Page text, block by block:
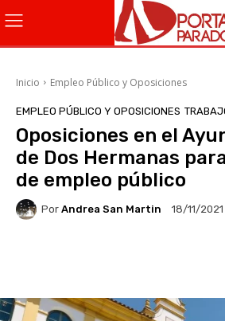
Inicio Empleo Público y Oposiciones
EMPLEO PÚBLICO Y OPOSICIONES
Oposiciones en el
de Dos Hermanas
de empleo público
Por Andrea San Martin 18/11/2021